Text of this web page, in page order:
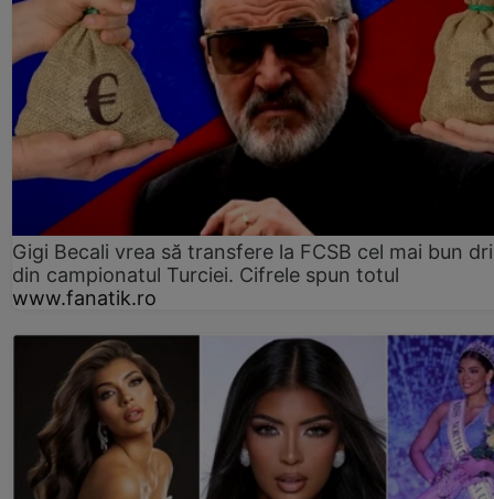
Gigi Becali vrea să transfere la FCSB cel mai bun
din campionatul Turciei. Cifrele spun totul
www.fanatik.ro